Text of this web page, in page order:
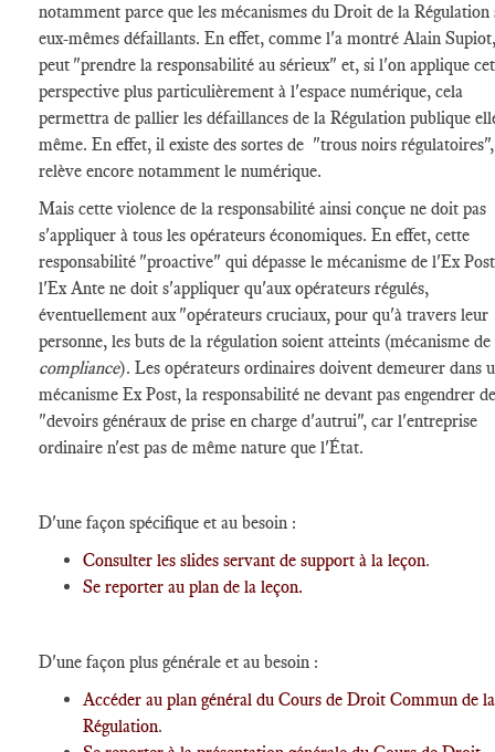
notamment parce que les mécanismes du Droit de la Régulation
eux-mêmes défaillants. En effet, comme l'a montré Alain
peut "prendre la responsabilité au sérieux" et, si l'on applique
perspective plus particulièrement à l'espace numérique, cela
permettra de pallier les défaillances de la Régulation publique
même. En effet, il existe des sortes de "trous noirs
relève encore notamment le numérique.
Mais cette violence de la responsabilité ainsi conçue ne doit pas
s'appliquer à tous les opérateurs économiques. En effet, cette
responsabilité "proactive" qui dépasse le mécanisme de l'Ex
l'Ex Ante ne doit s'appliquer qu'aux opérateurs régulés,
éventuellement aux "opérateurs cruciaux, pour qu'à travers leur
personne, les buts de la régulation soient atteints (mécanisme de
compliance). Les opérateurs ordinaires doivent demeurer dans
mécanisme Ex Post, la responsabilité ne devant pas engendrer
"devoirs généraux de prise en charge d'autrui", car l'entreprise
ordinaire n'est pas de même nature que l'État.
D'une façon spécifique et au besoin :
Consulter les slides servant de support à la leçon.
Se reporter au plan de la leçon.
D'une façon plus générale et au besoin :
Accéder au plan général du Cours de Droit Commun de la
Régulation.